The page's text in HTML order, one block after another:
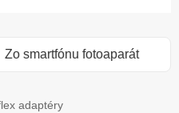
fotoaparát
adaptéry